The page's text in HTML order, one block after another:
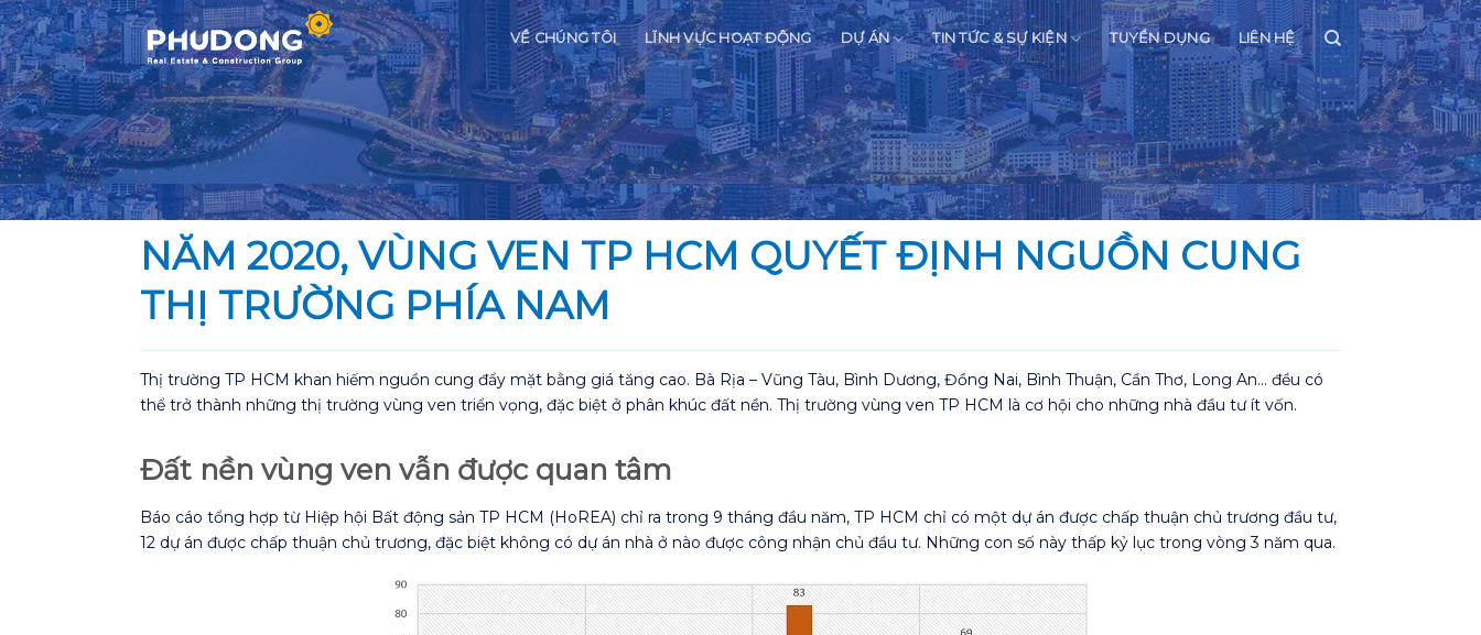
Skip
to
content
VỀ CHÚNG TÔI LĨNH VỰC HOẠT ĐỘNG DỰ ÁN TIN TỨC & SỰ KIỆN TUYỂN DỤNG LIÊN HỆ
NĂM 2020, VÙNG VEN TP HCM QUYẾT ĐỊNH NGUỒN CUNG
THỊ TRƯỜNG PHÍA NAM
Thị trường TP HCM khan hiếm nguồn cung đẩy mặt bằng giá tăng cao. Bà Rịa – Vũng Tàu, Bình Dương, Đồng Nai, Bình Thuận, Cần Thơ, Long An… đều có
thể trở thành những thị trường vùng ven triển vọng, đặc biệt ở phân khúc đất nền. Thị trường vùng ven TP HCM là cơ hội cho những nhà đầu tư ít vốn.
Đất nền vùng ven vẫn được quan tâm
Báo cáo tổng hợp từ Hiệp hội Bất động sản TP HCM (HoREA) chỉ ra trong 9 tháng đầu năm, TP HCM chỉ có một dự án được chấp thuận chủ trương đầu tư,
12 dự án được chấp thuận chủ trương, đặc biệt không có dự án nhà ở nào được công nhận chủ đầu tư. Những con số này thấp kỷ lục trong vòng 3 năm qua.